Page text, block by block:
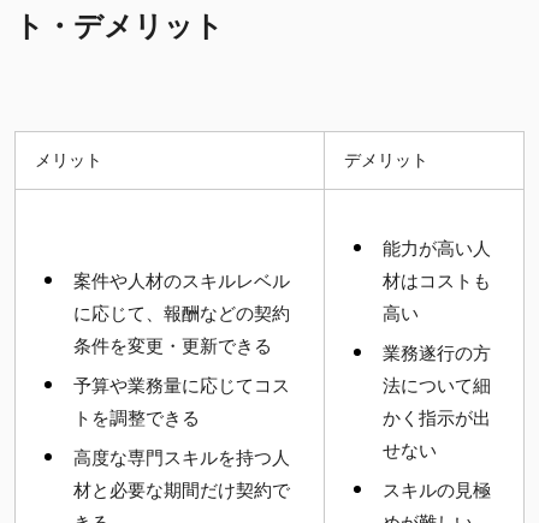
ト・デメリット
メリット デメリット
案件や人材のスキルレベル
に応じて、報酬などの契約
条件を変更・更新できる
予算や業務量に応じてコス
トを調整できる
高度な専門スキルを持つ人
材と必要な期間だけ契約で
能力が高い人
材はコストも
高い
業務遂行の方
法について細
かく指示が出
せない
スキルの見極